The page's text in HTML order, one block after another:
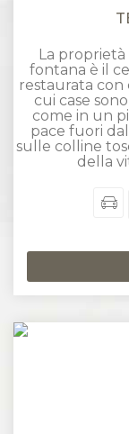
La proprietà
fontana è il
restaurata con
cui case
come in un
pace fuori
sulle colline
della